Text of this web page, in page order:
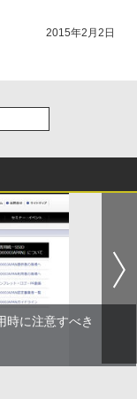
2015年2月2日
時に注意すべき